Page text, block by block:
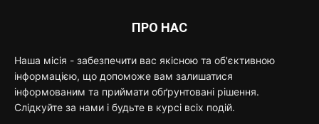
ПРО НАС
Наша місія - забезпечити вас якісною та об'єктивною
інформацією, що допоможе вам залишатися
інформованим та приймати обґрунтовані рішення.
Слідкуйте за нами і будьте в курсі всіх подій.